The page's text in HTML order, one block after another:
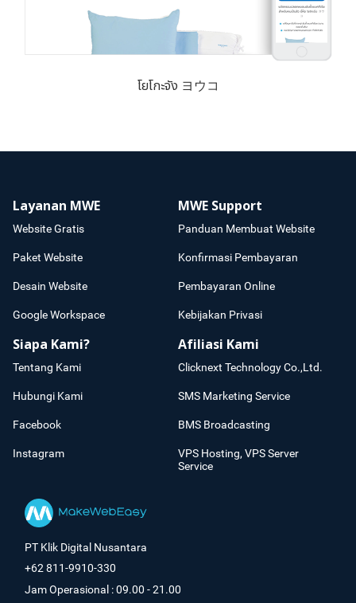
โยโกะจัง ヨウコ
Layanan MWE
Website Gratis
Paket Website
Desain Website
Google Workspace
MWE Support
Panduan Membuat Website
Konfirmasi Pembayaran
Pembayaran Online
Kebijakan Privasi
Siapa Kami?
Tentang Kami
Hubungi Kami
Facebook
Instagram
Afiliasi Kami
Clicknext Technology Co.,Ltd.
SMS Marketing Service
BMS Broadcasting
VPS Hosting, VPS Server
Service
PT Klik Digital Nusantara
+62 811-9910-330
Jam Operasional : 09.00 - 21.00